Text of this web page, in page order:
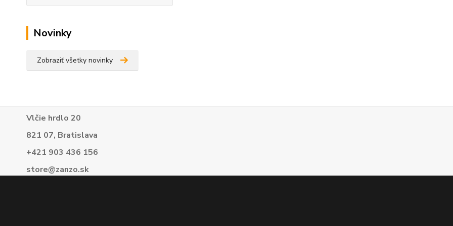
Novinky
Zobraziť všetky novinky
Vlčie hrdlo 20
821 07, Bratislava
+421 903 436 156
store@zanzo.sk